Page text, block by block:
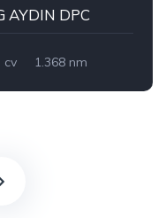
AYDIN DPC
cv
1.368 nm